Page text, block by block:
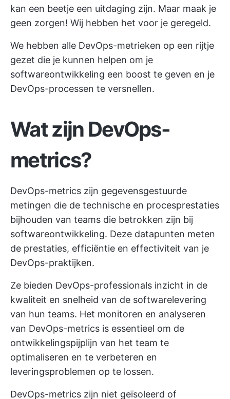
kan een beetje een uitdaging zijn. Maar maak je
geen zorgen! Wij hebben het voor je geregeld.
We hebben alle DevOps-metrieken op een rijtje
gezet die je kunnen helpen om je
softwareontwikkeling een boost te geven en je
DevOps-processen te versnellen.
Wat zijn DevOps-
metrics?
DevOps-metrics zijn gegevensgestuurde
metingen die de technische en procesprestaties
bijhouden van teams die betrokken zijn bij
softwareontwikkeling. Deze datapunten meten
de prestaties, efficiëntie en effectiviteit van je
DevOps-praktijken.
Ze bieden DevOps-professionals inzicht in de
kwaliteit en snelheid van de softwarelevering
van hun teams. Het monitoren en analyseren
van DevOps-metrics is essentieel om de
ontwikkelingspijplijn van het team te
optimaliseren en te verbeteren en
leveringsproblemen op te lossen.
DevOps-metrics zijn niet geïsoleerd of